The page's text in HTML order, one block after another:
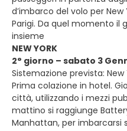
d’imbarco del volo per New
Parigi. Da quel momento il
insieme
NEW YORK
2° giorno – sabato 3
Sistemazione prevista:
Prima colazione in hotel.
città, utilizzando i mezzi
mattino si raggiunge
Manhattan, per imbarcarsi